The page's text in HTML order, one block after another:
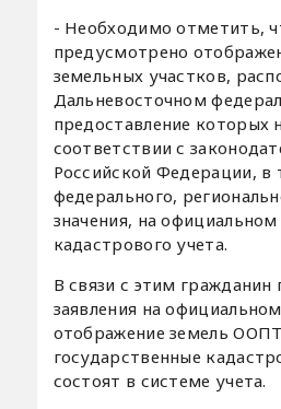
- Необходимо отметить,
предусмотрено
земельных участков,
Дальневосточном
предоставление которых
соответствии с
Российской Федерации,
федерального,
значения, на официальном
кадастрового учета.
В связи с этим гражданин
заявления на
отображение земель
государственные
состоят в системе учета.